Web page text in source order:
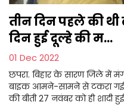
तीन दिन पहले की
दिन हुई दूल्हे की म...
01 Dec 2022
छपरा. बिहार के सारण जिले में
बाइक आमने-सामने से टकरा गई
की बीती 27 नवंबर को ही शादी